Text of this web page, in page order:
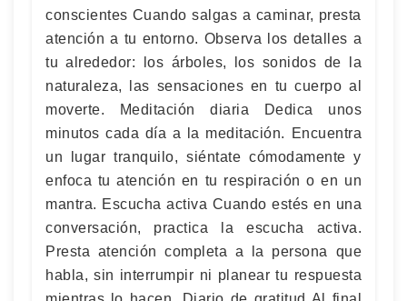
conscientes Cuando salgas a caminar, presta
atención a tu entorno. Observa los detalles a
tu alrededor: los árboles, los sonidos de la
naturaleza, las sensaciones en tu cuerpo al
moverte. Meditación diaria Dedica unos
minutos cada día a la meditación. Encuentra
un lugar tranquilo, siéntate cómodamente y
enfoca tu atención en tu respiración o en un
mantra. Escucha activa Cuando estés en una
conversación, practica la escucha activa.
Presta atención completa a la persona que
habla, sin interrumpir ni planear tu respuesta